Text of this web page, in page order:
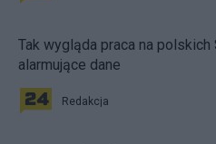
Tak wygląda praca na polskich
alarmujące dane
Redakcja